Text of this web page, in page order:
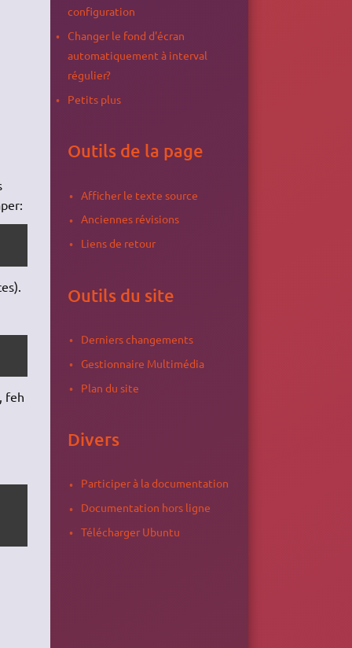
feh
configuration
Changer le fond d'écran
automatiquement à interval
régulier?
Petits plus
Outils de la page
Afficher le texte source
Anciennes révisions
Liens de retour
Outils du site
Derniers changements
Gestionnaire Multimédia
Plan du site
Divers
Participer à la documentation
Documentation hors ligne
Télécharger Ubuntu